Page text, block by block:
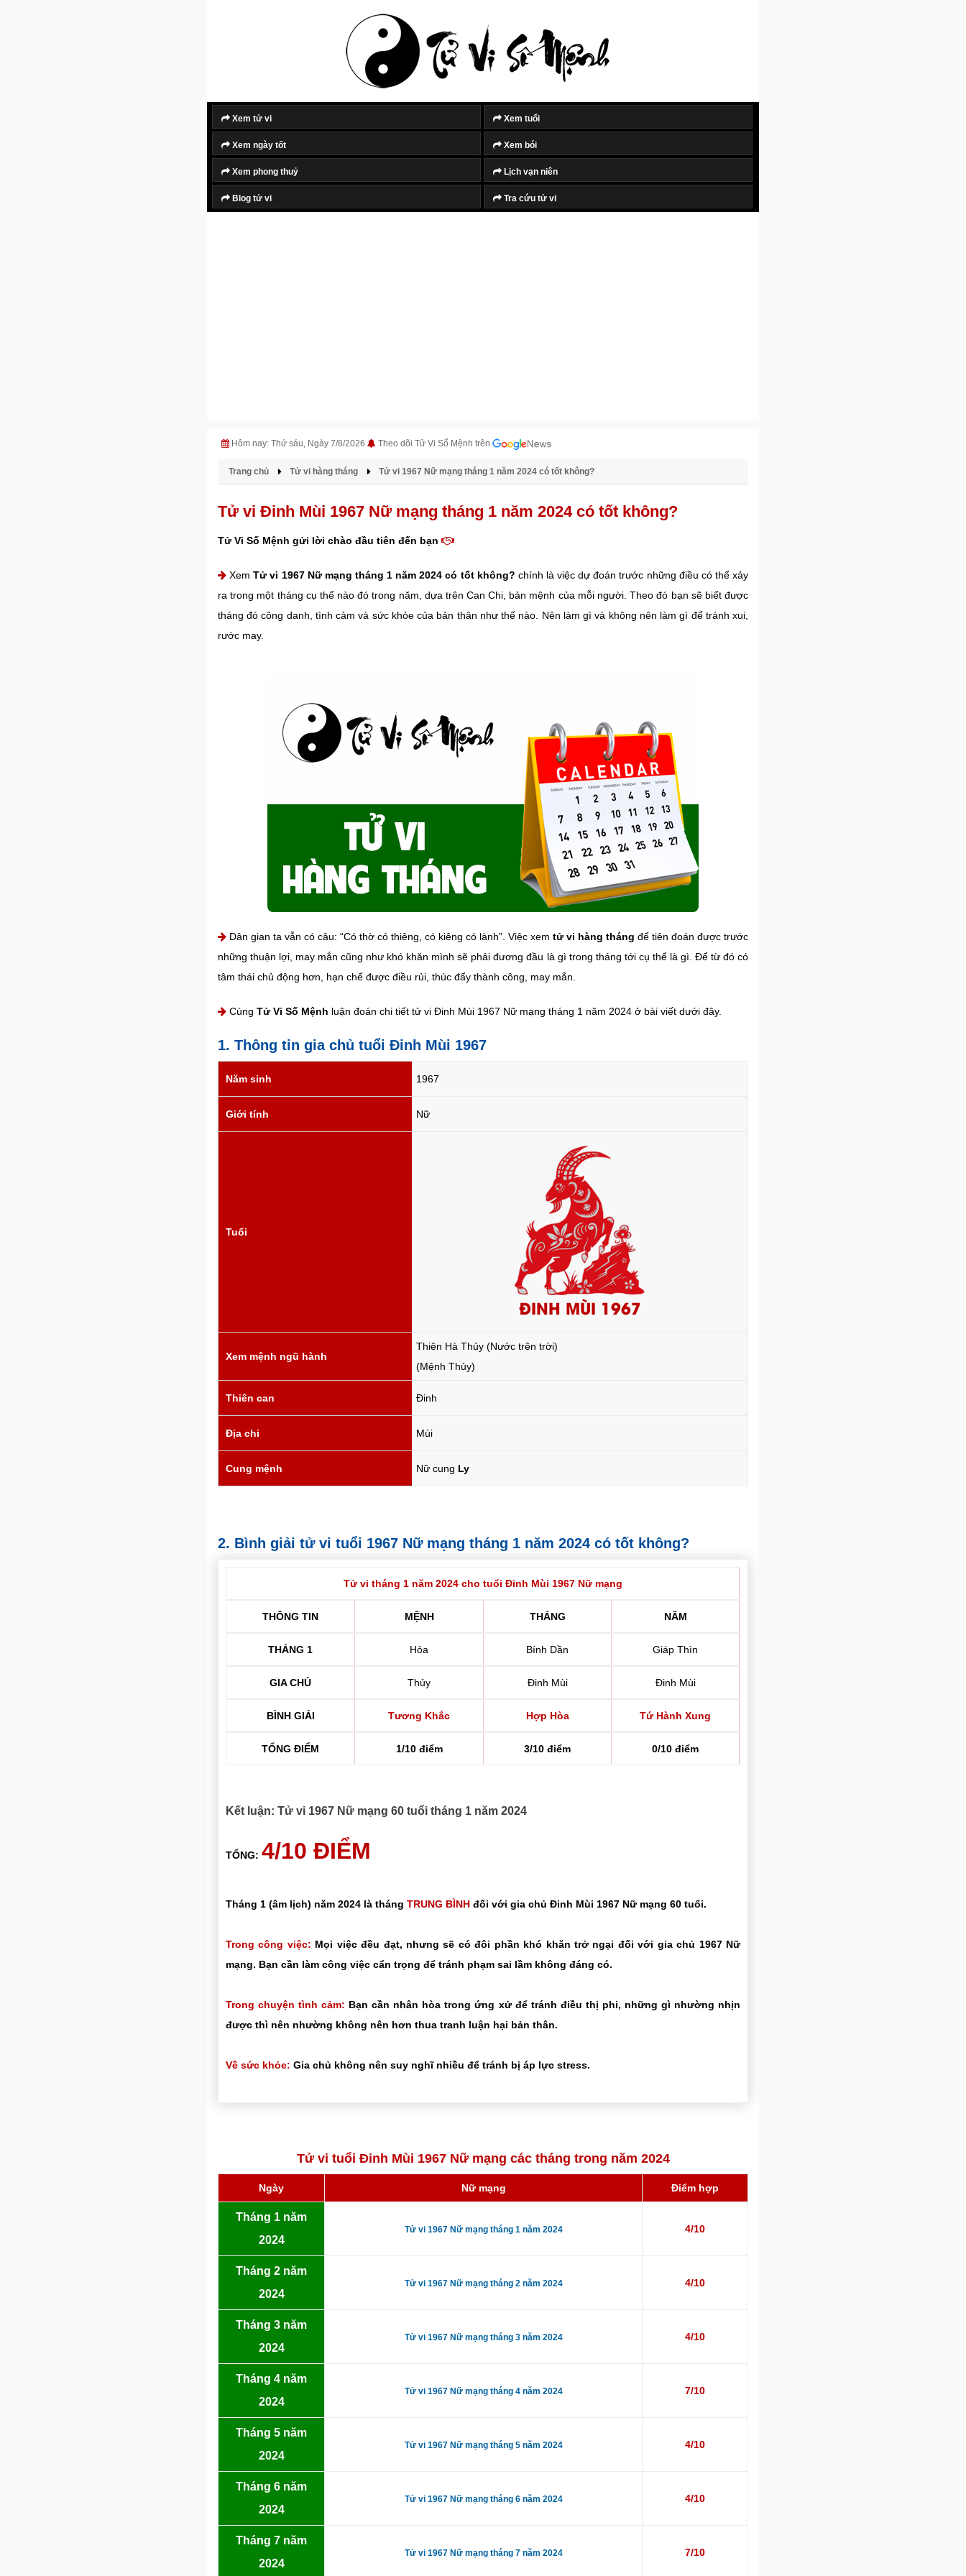
Xem tử vi Xem tuổi
Xem ngày tốt Xem bói
Xem phong thuỷ Lịch vạn niên
Blog tử vi Tra cứu tử vi
Hôm nay: Thứ sáu, Ngày 7/8/2026 Theo dõi Tử Vi Số Mệnh trên
Trang chủ Tử vi hàng tháng Tử vi 1967 Nữ mạng tháng 1 năm 2024 có tốt không?
Tử vi Đinh Mùi 1967 Nữ mạng tháng 1 năm 2024 có tốt không?
Tử Vi Số Mệnh gửi lời chào đầu tiên đến bạn
XemTử vi 1967 Nữ mạng tháng 1 năm 2024 có tốt không? chính là việc dự đoán trước những điều có thể xảy
ra trong một tháng cụ thể nào đó trong năm, dựa trên Can Chi, bản mệnh của mỗi người. Theo đó bạn sẽ biết được
tháng đó công danh, tình cảm và sức khỏe của bản thân như thế nào. Nên làm gì và không nên làm gì để tránh xui,
rước may.
Dân gian ta vẫn có câu: “Có thờ có thiêng, có kiêng có lành”. Việc xem tử vi hàng tháng để tiên đoán được trước
những thuận lợi, may mắn cũng như khó khăn mình sẽ phải đương đầu là gì trong tháng tới cụ thể là gì. Để từ đó có
tâm thái chủ động hơn, hạn chế được điều rủi, thúc đẩy thành công, may mắn.
Cùng Tử Vi Số Mệnh luận đoán chi tiết tử vi Đinh Mùi 1967 Nữ mạng tháng 1 năm 2024 ở bài viết dưới đây.
1. Thông tin gia chủ tuổi Đinh Mùi 1967
Năm sinh 1967
Giới tính Nữ
Tuổi
ĐINH MÙI 1967
Xem mệnh ngũ hành
Thiên Hà Thủy (Nước trên trời)
(Mệnh Thủy)
Thiên can Đinh
Địa chi Mùi
Cung mệnh Nữ cung Ly
2. Bình giải tử vi tuổi 1967 Nữ mạng tháng 1 năm 2024 có tốt không?
Tử vi tháng 1 năm 2024 cho tuổi Đinh Mùi 1967 Nữ mạng
THÔNG TIN MỆNH THÁNG NĂM
THÁNG 1 Hỏa Bính Dần Giáp Thìn
GIA CHỦ Thủy Đinh Mùi Đinh Mùi
BÌNH GIẢI Tương Khắc Hợp Hòa Tứ Hành Xung
TỔNG ĐIỂM 1/10 điểm 3/10 điểm 0/10 điểm
Kết luận: Tử vi 1967 Nữ mạng 60 tuổi tháng 1 năm 2024
TỔNG: 4/10 ĐIỂM
Tháng 1 (âm lịch) năm 2024 là tháng TRUNG BÌNH đối với gia chủ Đinh Mùi 1967 Nữ mạng 60 tuổi.
Trong công việc: Mọi việc đều đạt, nhưng sẽ có đôi phần khó khăn trở ngại đối với gia chủ 1967 Nữ
mạng. Bạn cần làm công việc cẩn trọng để tránh phạm sai lầm không đáng có.
Trong chuyện tình cảm: Bạn cần nhân hòa trong ứng xử để tránh điều thị phi, những gì nhường nhịn
được thì nên nhường không nên hơn thua tranh luận hại bản thân.
Về sức khỏe: Gia chủ không nên suy nghĩ nhiều để tránh bị áp lực stress.
Tử vi tuổi Đinh Mùi 1967 Nữ mạng các tháng trong năm 2024
Ngày Nữ mạng Điểm hợp
Tháng 1 năm
2024
Tử vi 1967 Nữ mạng tháng 1 năm 2024 4/10
Tháng 2 năm
2024
Tử vi 1967 Nữ mạng tháng 2 năm 2024 4/10
Tháng 3 năm
2024
Tử vi 1967 Nữ mạng tháng 3 năm 2024 4/10
Tháng 4 năm
2024
Tử vi 1967 Nữ mạng tháng 4 năm 2024 7/10
Tháng 5 năm
2024
Tử vi 1967 Nữ mạng tháng 5 năm 2024 4/10
Tháng 6 năm
2024
Tử vi 1967 Nữ mạng tháng 6 năm 2024 4/10
Tháng 7 năm
2024
Tử vi 1967 Nữ mạng tháng 7 năm 2024 7/10